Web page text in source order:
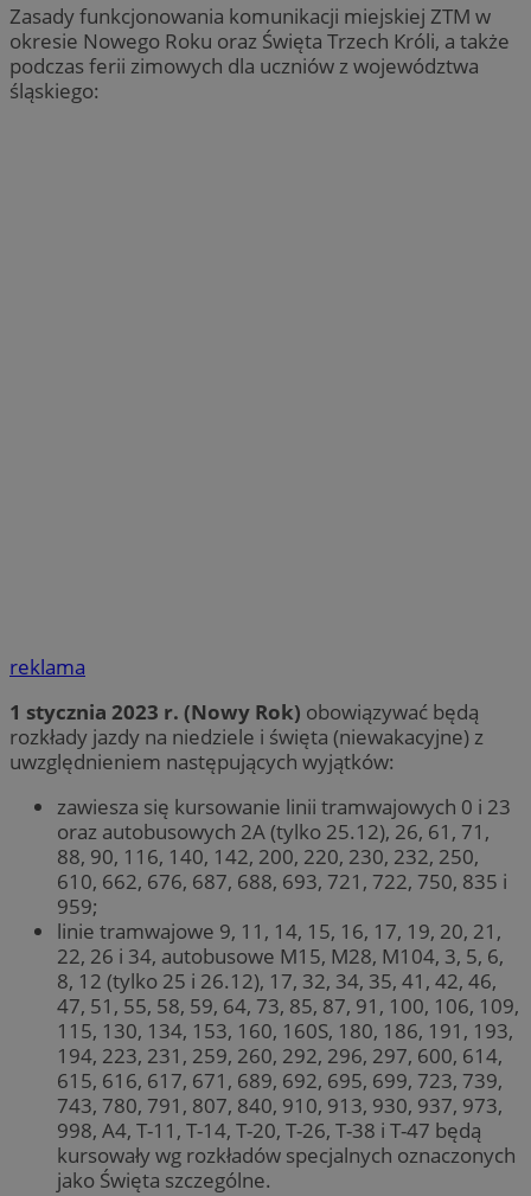
Zasady funkcjonowania komunikacji miejskiej ZTM w
okresie Nowego Roku oraz Święta Trzech Króli, a także
podczas ferii zimowych dla uczniów z województwa
śląskiego:
reklama
1 stycznia 2023 r. (Nowy Rok) obowiązywać będą
rozkłady jazdy na niedziele i święta (niewakacyjne) z
uwzględnieniem następujących wyjątków:
zawiesza się kursowanie linii tramwajowych 0 i 23
oraz autobusowych 2A (tylko 25.12), 26, 61, 71,
88, 90, 116, 140, 142, 200, 220, 230, 232, 250,
610, 662, 676, 687, 688, 693, 721, 722, 750, 835 i
959;
linie tramwajowe 9, 11, 14, 15, 16, 17, 19, 20, 21,
22, 26 i 34, autobusowe M15, M28, M104, 3, 5, 6,
8, 12 (tylko 25 i 26.12), 17, 32, 34, 35, 41, 42, 46,
47, 51, 55, 58, 59, 64, 73, 85, 87, 91, 100, 106, 109,
115, 130, 134, 153, 160, 160S, 180, 186, 191, 193,
194, 223, 231, 259, 260, 292, 296, 297, 600, 614,
615, 616, 617, 671, 689, 692, 695, 699, 723, 739,
743, 780, 791, 807, 840, 910, 913, 930, 937, 973,
998, A4, T-11, T-14, T-20, T-26, T-38 i T-47 będą
kursowały wg rozkładów specjalnych oznaczonych
jako Święta szczególne.